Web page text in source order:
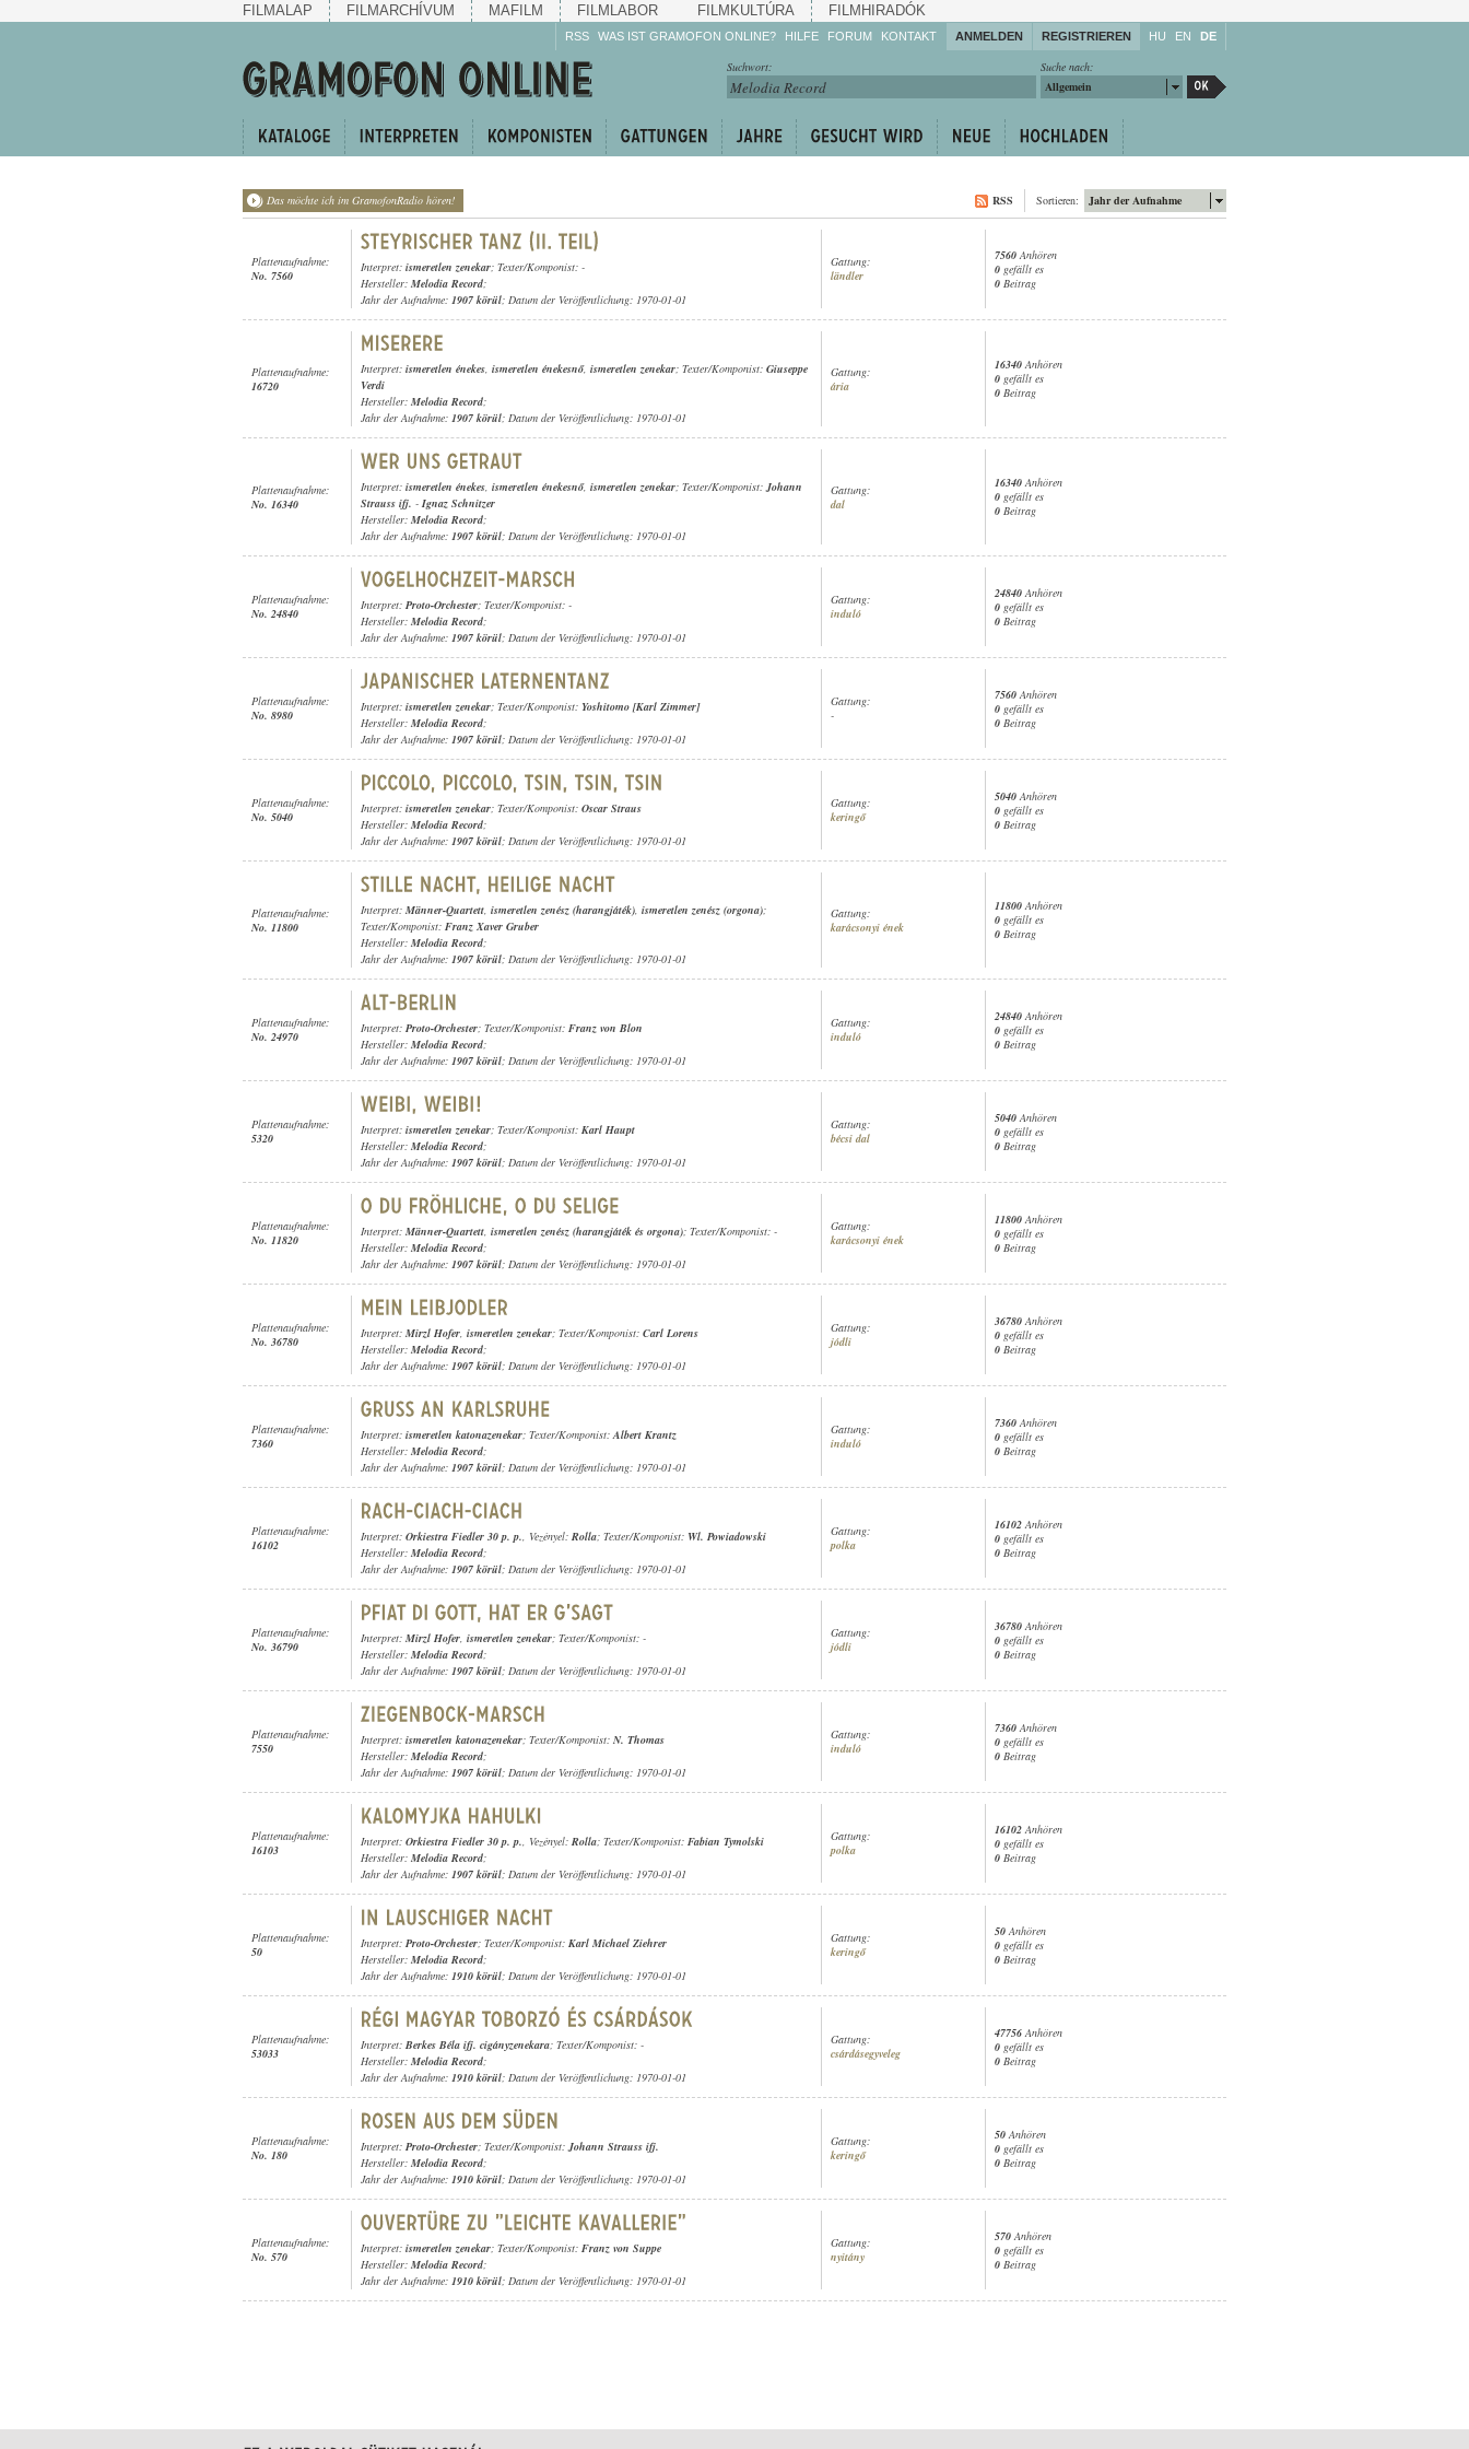
FILMALAP FILMARCHÍVUM MAFILM FILMLABOR FILMKULTÚRA FILMHIRADÓK
RSS WAS IST GRAMOFON ONLINE? HILFE
Machen Sie mit!
Reden Sie mit!
weiter!
FORUM KONTAKT ANMELDEN REGISTRIEREN HU EN DE
Suche nach:
Allgemein
Suchwort:
Das möchte ich im GramofonRadio hören! Jahr der Aufnahme
Sortieren:
RSS
Plattenaufnahme:
No. 7560
Interpret: ismeretlen zenekar; Texter/Komponist: -
Hersteller: Melodia Record;
Jahr der Aufnahme: 1907 körül; Datum der Veröffentlichung: 1970-01-01
Gattung:
ländler
7560 Anhören
0 gefällt es
0 Beitrag
Plattenaufnahme:
16720
Interpret: ismeretlen énekes, ismeretlen énekesnő, ismeretlen zenekar; Texter/Komponist: Giuseppe
Verdi
Hersteller: Melodia Record;
Jahr der Aufnahme: 1907 körül; Datum der Veröffentlichung: 1970-01-01
Gattung:
ária
16340Anhören
0 gefällt es
0 Beitrag
Plattenaufnahme:
No. 16340
Interpret: ismeretlen énekes, ismeretlen énekesnő, ismeretlen zenekar; Texter/Komponist:Johann
Strauss ifj. - Ignaz Schnitzer
Hersteller: Melodia Record;
Jahr der Aufnahme: 1907 körül; Datum der Veröffentlichung: 1970-01-01
Gattung:
dal
16340Anhören
0 gefällt es
0 Beitrag
Plattenaufnahme:
No. 24840
Interpret: Proto-Orchester; Texter/Komponist: -
Hersteller: Melodia Record;
Jahr der Aufnahme: 1907 körül; Datum der Veröffentlichung: 1970-01-01
Gattung:
induló
24840 Anhören
0 gefällt es
0 Beitrag
Plattenaufnahme:
No. 8980
Interpret: ismeretlen zenekar; Texter/Komponist: Yoshitomo [Karl Zimmer]
Hersteller: Melodia Record;
Jahr der Aufnahme: 1907 körül; Datum der Veröffentlichung: 1970-01-01
Gattung:
-
7560 Anhören
0 gefällt es
0 Beitrag
Plattenaufnahme:
No. 5040
Interpret: ismeretlen zenekar; Texter/Komponist: Oscar Straus
Hersteller: Melodia Record;
Jahr der Aufnahme: 1907 körül; Datum der Veröffentlichung: 1970-01-01
Gattung:
keringő
5040 Anhören
0 gefällt es
0 Beitrag
Plattenaufnahme:
No. 11800
Interpret: Männer-Quartett, ismeretlen zenész (harangjáték), ismeretlen zenész (orgona);
Texter/Komponist: Franz Xaver Gruber
Hersteller: Melodia Record;
Jahr der Aufnahme: 1907 körül; Datum der Veröffentlichung: 1970-01-01
Gattung:
karácsonyi ének
11800Anhören
0 gefällt es
0 Beitrag
Plattenaufnahme:
No. 24970
Interpret: Proto-Orchester; Texter/Komponist: Franz von Blon
Hersteller: Melodia Record;
Jahr der Aufnahme: 1907 körül; Datum der Veröffentlichung: 1970-01-01
Gattung:
induló
24840 Anhören
0 gefällt es
0 Beitrag
Plattenaufnahme:
5320
Interpret: ismeretlen zenekar; Texter/Komponist: Karl Haupt
Hersteller: Melodia Record;
Jahr der Aufnahme: 1907 körül; Datum der Veröffentlichung: 1970-01-01
Gattung:
bécsi dal
5040 Anhören
0 gefällt es
0 Beitrag
Plattenaufnahme:
No. 11820
Interpret: Männer-Quartett, ismeretlen zenész (harangjáték és orgona); Texter/Komponist: -
Hersteller: Melodia Record;
Jahr der Aufnahme: 1907 körül; Datum der Veröffentlichung: 1970-01-01
Gattung:
karácsonyi ének
11800 Anhören
0 gefällt es
0 Beitrag
Plattenaufnahme:
No. 36780
Interpret: Mirzl Hofer, ismeretlen zenekar; Texter/Komponist: Carl Lorens
Hersteller: Melodia Record;
Jahr der Aufnahme: 1907 körül; Datum der Veröffentlichung: 1970-01-01
Gattung:
jódli
36780 Anhören
0 gefällt es
0 Beitrag
Plattenaufnahme:
7360
Interpret: ismeretlen katonazenekar; Texter/Komponist:Albert Krantz
Hersteller: Melodia Record;
Jahr der Aufnahme: 1907 körül; Datum der Veröffentlichung: 1970-01-01
Gattung:
induló
7360 Anhören
0 gefällt es
0 Beitrag
Plattenaufnahme:
16102
Interpret: Orkiestra Fiedler 30 p. p., Vezényel: Rolla; Texter/Komponist: Wl. Powiadowski
Hersteller: Melodia Record;
Jahr der Aufnahme: 1907 körül; Datum der Veröffentlichung: 1970-01-01
Gattung:
polka
16102 Anhören
0 gefällt es
0 Beitrag
Plattenaufnahme:
No. 36790
Interpret: Mirzl Hofer, ismeretlen zenekar; Texter/Komponist: -
Hersteller: Melodia Record;
Jahr der Aufnahme: 1907 körül; Datum der Veröffentlichung: 1970-01-01
Gattung:
jódli
36780 Anhören
0 gefällt es
0 Beitrag
Plattenaufnahme:
7550
Interpret: ismeretlen katonazenekar; Texter/Komponist: N. Thomas
Hersteller: Melodia Record;
Jahr der Aufnahme: 1907 körül; Datum der Veröffentlichung: 1970-01-01
Gattung:
induló
7360 Anhören
0 gefällt es
0 Beitrag
Plattenaufnahme:
16103
Interpret: Orkiestra Fiedler 30 p. p., Vezényel: Rolla; Texter/Komponist: Fabian Tymolski
Hersteller: Melodia Record;
Jahr der Aufnahme: 1907 körül; Datum der Veröffentlichung: 1970-01-01
Gattung:
polka
16102 Anhören
0 gefällt es
0 Beitrag
Plattenaufnahme:
50
Interpret: Proto-Orchester; Texter/Komponist: Karl Michael Ziehrer
Hersteller: Melodia Record;
Jahr der Aufnahme: 1910 körül; Datum der Veröffentlichung: 1970-01-01
Gattung:
keringő
50 Anhören
0 gefällt es
0 Beitrag
Plattenaufnahme:
53033
Interpret: Berkes Béla ifj. cigányzenekara; Texter/Komponist: -
Hersteller: Melodia Record;
Jahr der Aufnahme: 1910 körül; Datum der Veröffentlichung: 1970-01-01
Gattung:
csárdásegyveleg
47756 Anhören
0 gefällt es
0 Beitrag
Plattenaufnahme:
No. 180
Interpret: Proto-Orchester; Texter/Komponist:Johann Strauss ifj.
Hersteller: Melodia Record;
Jahr der Aufnahme: 1910 körül; Datum der Veröffentlichung: 1970-01-01
Gattung:
keringő
50 Anhören
0 gefällt es
0 Beitrag
Plattenaufnahme:
No. 570
Interpret: ismeretlen zenekar; Texter/Komponist: Franz von Suppe
Hersteller: Melodia Record;
Jahr der Aufnahme: 1910 körül; Datum der Veröffentlichung: 1970-01-01
Gattung:
nyitány
570 Anhören
0 gefällt es
0 Beitrag